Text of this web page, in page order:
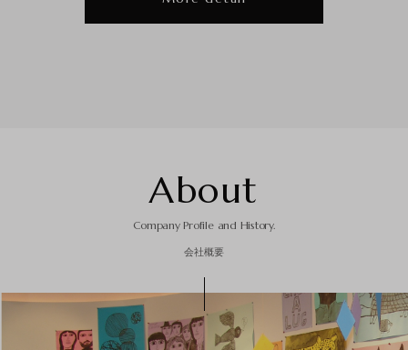
About
Company Profile and History.
会社概要